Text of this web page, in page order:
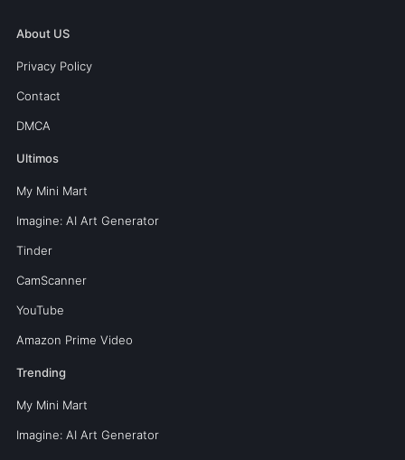
About US
Privacy Policy
Contact
DMCA
Ultimos
My Mini Mart
Imagine: AI Art Generator
Tinder
CamScanner
YouTube
Amazon Prime Video
Trending
My Mini Mart
Imagine: AI Art Generator